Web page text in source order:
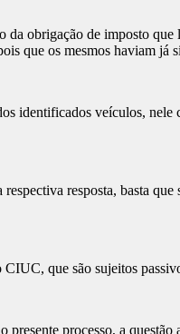
da obrigação de imposto
que os mesmos haviam já
identificados veículos,
resposta, basta
que são sujeitos
presente processo, a